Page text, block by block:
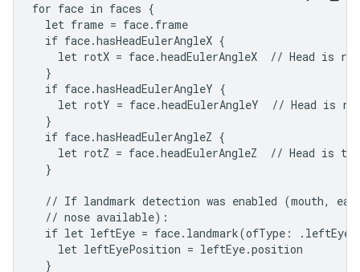
for face in faces {
  let frame = face.frame
  if face.hasHeadEulerAngleX {
let rotX = face.headEulerAngleX  // Head is
  }
  if face.hasHeadEulerAngleY {
let rotY = face.headEulerAngleY  // Head is
  }
  if face.hasHeadEulerAngleZ {
let rotZ = face.headEulerAngleZ  // Head is
  }
// If landmark detection was enabled (mouth,
  // nose available):
if let leftEye = face.landmark(ofType:
    let leftEyePosition = leftEye.position
  }